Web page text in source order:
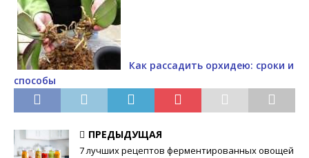
Как рассадить орхидею: сроки и
способы
ПРЕДЫДУЩАЯ
7 лучших рецептов ферментированных овощей